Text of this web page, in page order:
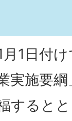
月1日付
実施要
すると